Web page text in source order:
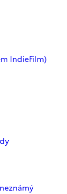
IndieFilm)